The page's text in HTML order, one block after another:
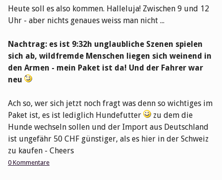
Heute soll es also kommen. Halleluja! Zwischen 9 und 12
Uhr - aber nichts genaues weiss man nicht ...
Nachtrag: es ist 9:32h unglaubliche Szenen spielen
sich ab, wildfremde Menschen liegen sich weinend in
den Armen - mein Paket ist da! Und der Fahrer war
neu
Ach so, wer sich jetzt noch fragt was denn so wichtiges im
Paket ist, es ist lediglich Hundefutter
zu dem die
Hunde wechseln sollen und der Import aus Deutschland
ist ungefähr 50 CHF günstiger, als es hier in der Schweiz
zu kaufen - Cheers
0 Kommentare